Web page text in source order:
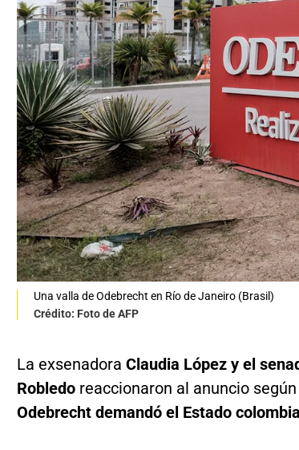
Una valla de Odebrecht en Río de Janeiro (Brasil)
Crédito: Foto de AFP
La exsenadora Claudia López y el
Robledoreaccionaron al anuncio
Odebrecht demandó el Estado